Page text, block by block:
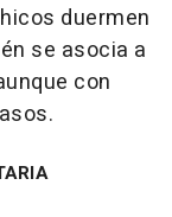
duermen
se asocia a
con